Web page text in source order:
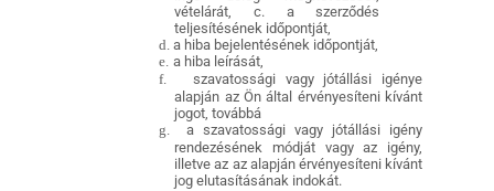
vételárát, c. a szerződés
teljesítésének időpontját,
d.a hiba bejelentésének időpontját,
e. a hiba leírását,
f.
szavatossági vagy jótállási igénye
alapján az Ön által érvényesíteni kívánt
jogot, továbbá
g.
a szavatossági vagy jótállási igény
rendezésének módját vagy az igény,
illetve az az alapján érvényesíteni kívánt
jog elutasításának indokát.